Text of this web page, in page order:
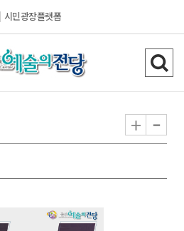
시민광장플랫폼
군
산
검
색
기
+ -